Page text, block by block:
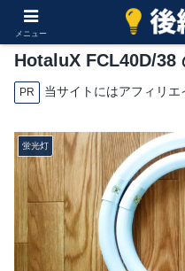
HotaluX FCL40D/38
PR 当サイトにはアフィリエ
蛍光灯
メニュー